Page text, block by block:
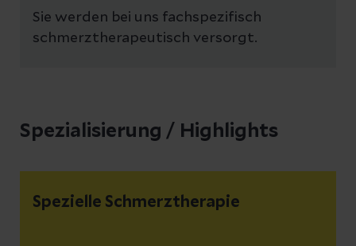
Sie werden bei uns fachspezifisch
schmerztherapeutisch versorgt.
Spezialisierung / Highlights
Spezielle Schmerztherapie